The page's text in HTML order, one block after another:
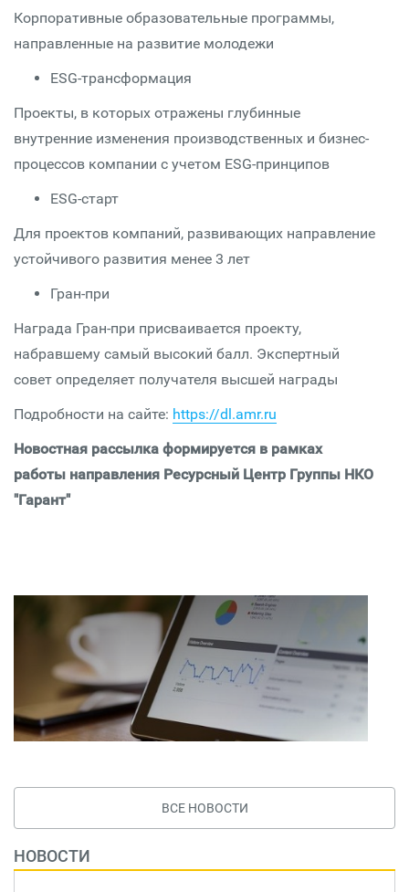
Корпоративные образовательные программы,
направленные на развитие молодежи
ESG-трансформация
Проекты, в которых отражены глубинные
внутренние изменения производственных и бизнес-
процессов компании с учетом ESG-принципов
ESG-старт
Для проектов компаний, развивающих направление
устойчивого развития менее 3 лет
Гран-при
Награда Гран-при присваивается проекту,
набравшему самый высокий балл. Экспертный
совет определяет получателя высшей награды
Подробности на сайте: https://dl.amr.ru
Новостная рассылка формируется в рамках
работы направления Ресурсный Центр Группы НКО
"Гарант"
ВСЕ НОВОСТИ
НОВОСТИ